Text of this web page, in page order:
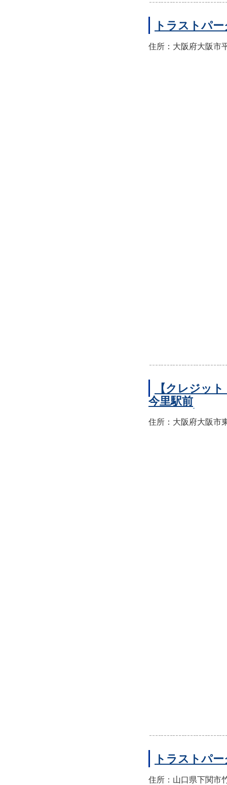
トラストパ
住所：大阪府大阪市
【クレジッ
今里駅前
住所：大阪府大阪市
トラストパ
住所：山口県下関市